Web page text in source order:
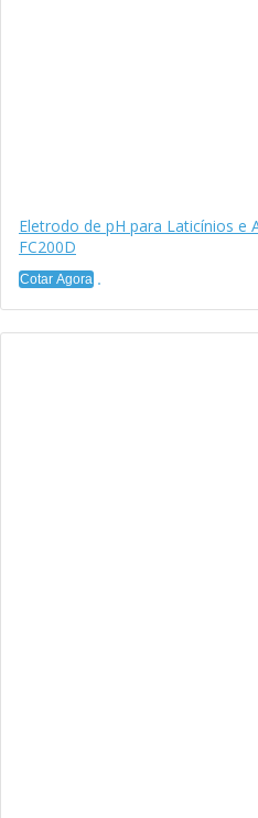
Eletrodo de pH para Laticínios e
FC200D
Cotar Agora